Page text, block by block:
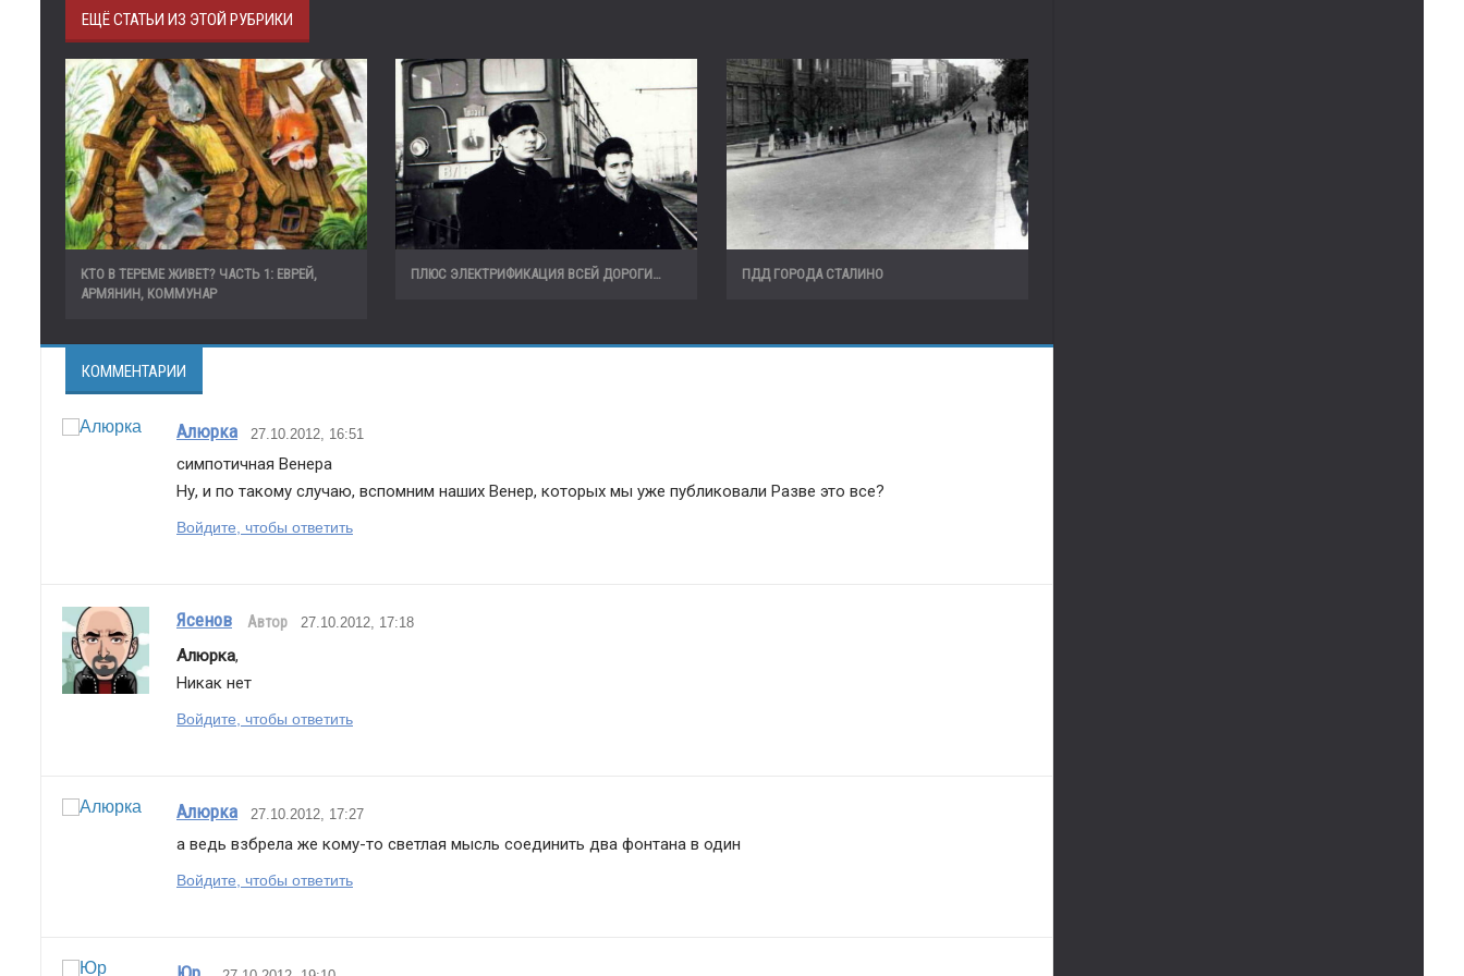
ЕЩЁ СТАТЬИ ИЗ ЭТОЙ РУБРИКИ
КТО В ТЕРЕМЕ ЖИВЕТ? ЧАСТЬ 1: ЕВРЕЙ,
АРМЯНИН, КОММУНАР
ПЛЮС ЭЛЕКТРИФИКАЦИЯ ВСЕЙ ДОРОГИ… ПДД ГОРОДА СТАЛИНО
КОММЕНТАРИИ
Алюрка 27.10.2012, 16:51
симпотичная Венера
Ну, и по такому случаю, вспомним наших Венер, которых мы уже публиковали Разве это все?
Войдите, чтобы ответить
Ясенов Автор 27.10.2012, 17:18
Алюрка,
Никак нет
Войдите, чтобы ответить
Алюрка 27.10.2012, 17:27
а ведь взбрела же кому-то светлая мысль соединить два фонтана в один
Войдите, чтобы ответить